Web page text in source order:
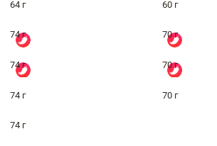
64 г 60 г
74 г 70 г
74 г 70 г
74 г 70 г
74 г